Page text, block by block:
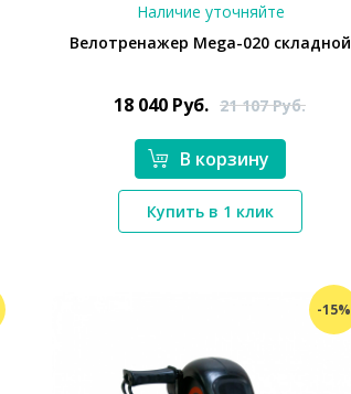
*}
Наличие уточняйте
Велотренажер Mega-020 складной
18 040 Руб. 21 107Руб.
В корзину
Купить в 1 клик
-15%